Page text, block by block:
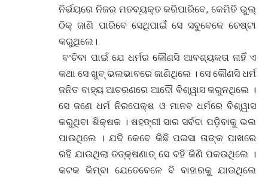
ନିର୍ଭୟରେ ନିଜର ମତବ୍ୟକ୍ତ କରିପାରିବେ, କେମିତି ଭୁଲ୍
ଠିକ୍ ଜାଣି ପାରିବେ ସେଥିପାଇଁ ସେ ସବୁବେଳେ ଚେଷ୍ଟା
କରୁଥିଲେ।
ବଂଚିବା ପାଇଁ ଯେ ଧର୍ମର କୌଣସି ଆବଶ୍ୟକତା ନାହିଁ ଏ
କଥା ସେ ଖୁବ୍ ଭଲଭାବରେ ଜାଣିଥିଲେ । ସେ କୌଣସି ଧର୍ମ
ଜନିତ ବାହ୍ୟ ଆଚରଣରେ ଆଦୌ ବିଶ୍ୱାସ କରୁନଥିଲେ ।
ସେ ଜଣେ ଧର୍ମ ନିରପେକ୍ଷ ଓ ମାନବ ଧର୍ମରେ ବିଶ୍ୱାସ
କରୁଥିବା ଶିକ୍ଷକ । ଷହଙ୍ଗୀ ସାର ସର୍ବଦା ପଡ଼ିବାକୁ ଭଲ
ପାଉଥିଲେ । ଯଦି କେବେ କିଛି ପଇସା ତାଙ୍କ ପାଖରେ
ରହି ଯାଉଥିଲା ତତ୍‌କ୍ଷଣାତ୍ ସେ ବହି କିଣି ପକଉଥିଲେ ।
କଟକ କିମ୍ବା ଯେତେବେଳେ ବି ବାହାରକୁ ଯାଉଥିଲେ